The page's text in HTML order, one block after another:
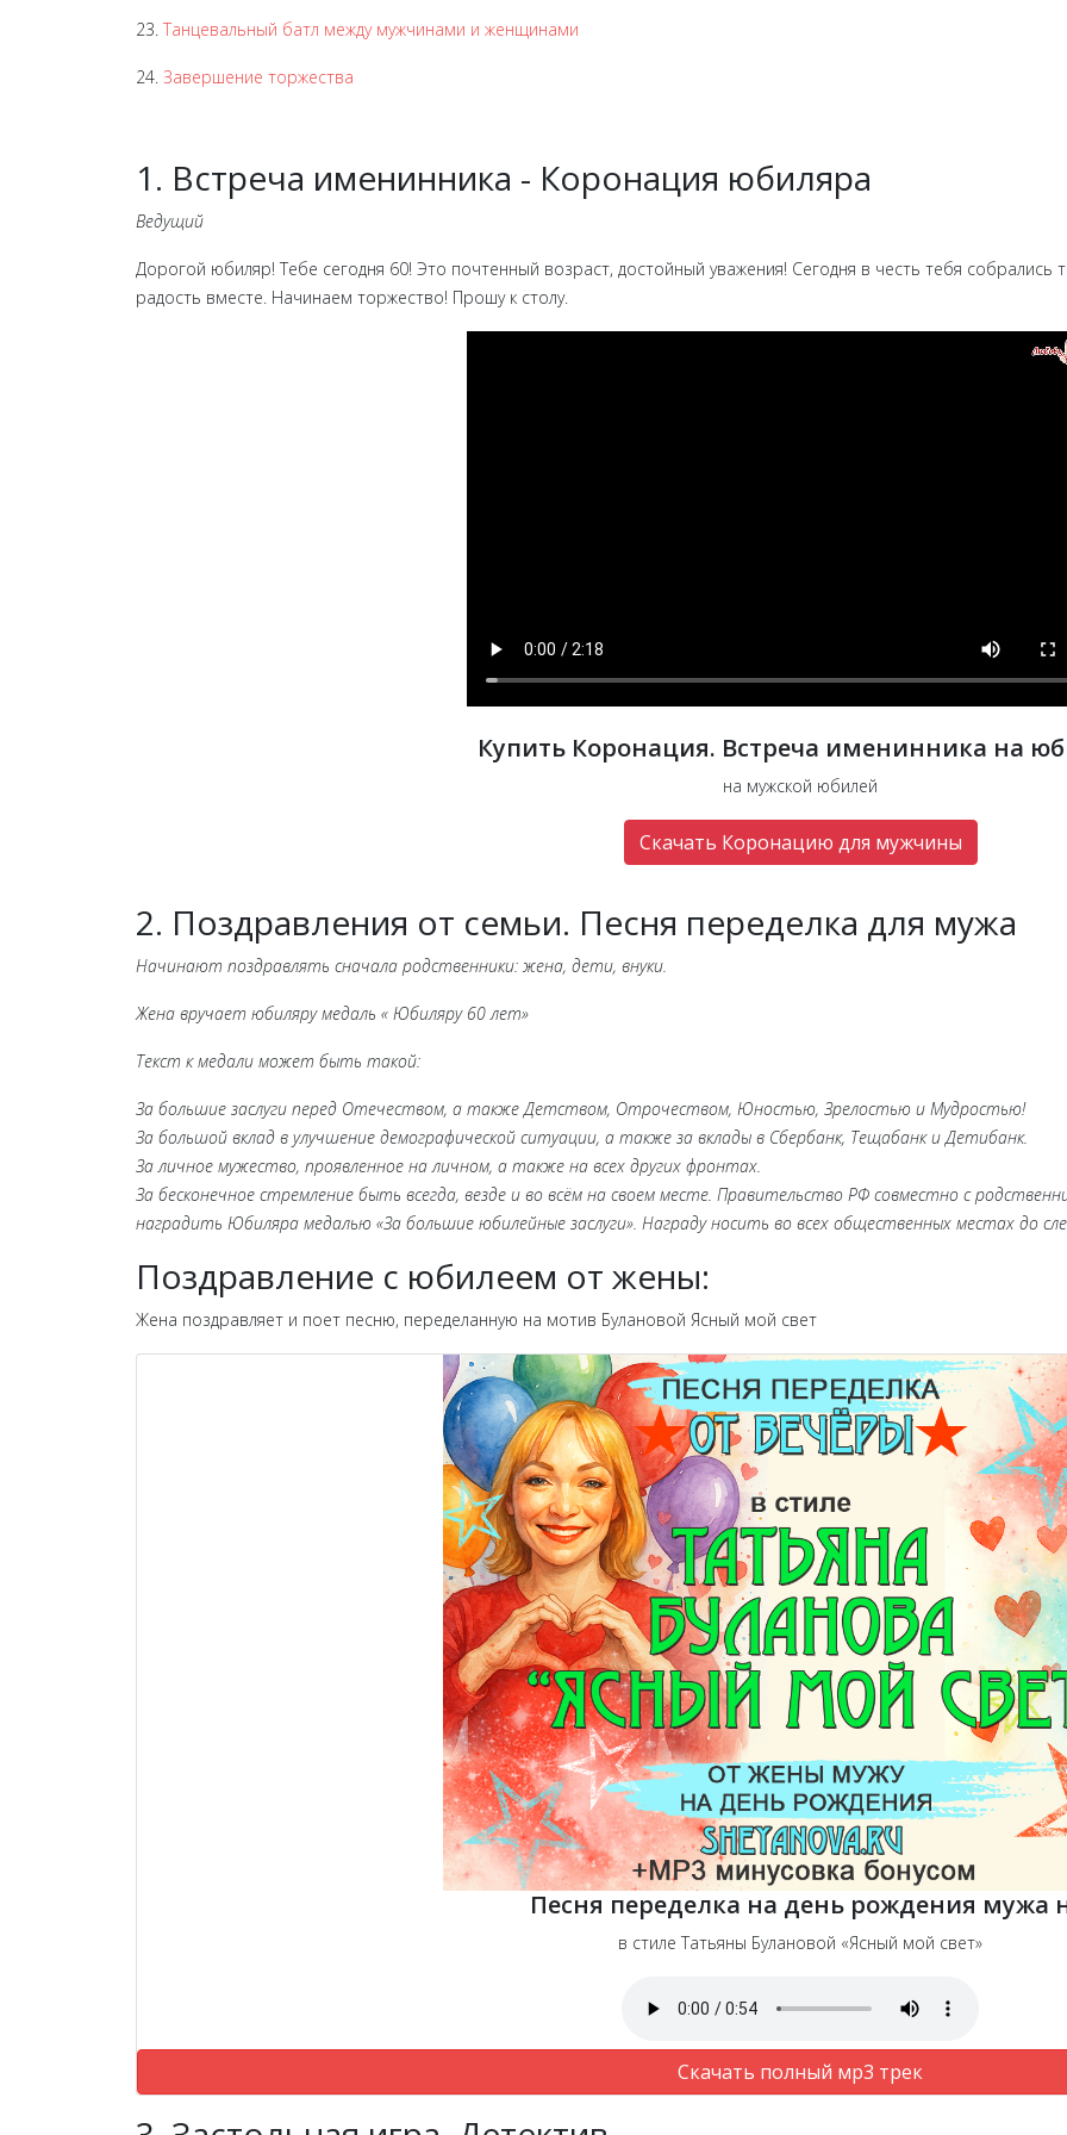
23. Танцевальный батл между мужчинами и женщинами
24. Завершение торжества
1. Встреча именинника - Коронация юбиляра
Ведущий
Дорогой юбиляр! Тебе сегодня 60! Это почтенный возраст, достойный уважения! Сегодня в честь тебя собрались
радость вместе. Начинаем торжество! Прошу к столу.
Купить Коронация. Встреча именинника на
на мужской юбилей
Скачать Коронацию для мужчины
2. Поздравления от семьи. Песня переделка для мужа
Начинают поздравлять сначала родственники: жена, дети, внуки.
Жена вручает юбиляру медаль « Юбиляру 60 лет»
Текст к медали может быть такой:
За большие заслуги перед Отечеством, а также Детством, Отрочеством, Юностью, Зрелостью и Мудростью!
За большой вклад в улучшение демографической ситуации, а также за вклады в Сбербанк, Тещабанк и Детибанк.
За личное мужество, проявленное на личном, а также на всех других фронтах.
За бесконечное стремление быть всегда, везде и во всём на своем месте. Правительство РФ совместно с
наградить Юбиляра медалью «За большие юбилейные заслуги». Награду носить во всех общественных местах до
Поздравление с юбилеем от жены:
Жена поздравляет и поет песню, переделанную на мотив Булановой Ясный мой свет
Песня переделка на день рождения мужа
в стиле Татьяны Булановой «Ясный мой свет»
Скачать полный мр3 трек